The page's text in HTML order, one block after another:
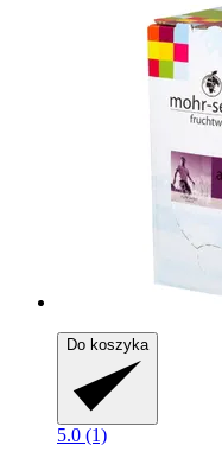
Do koszyka
5.0 (1)